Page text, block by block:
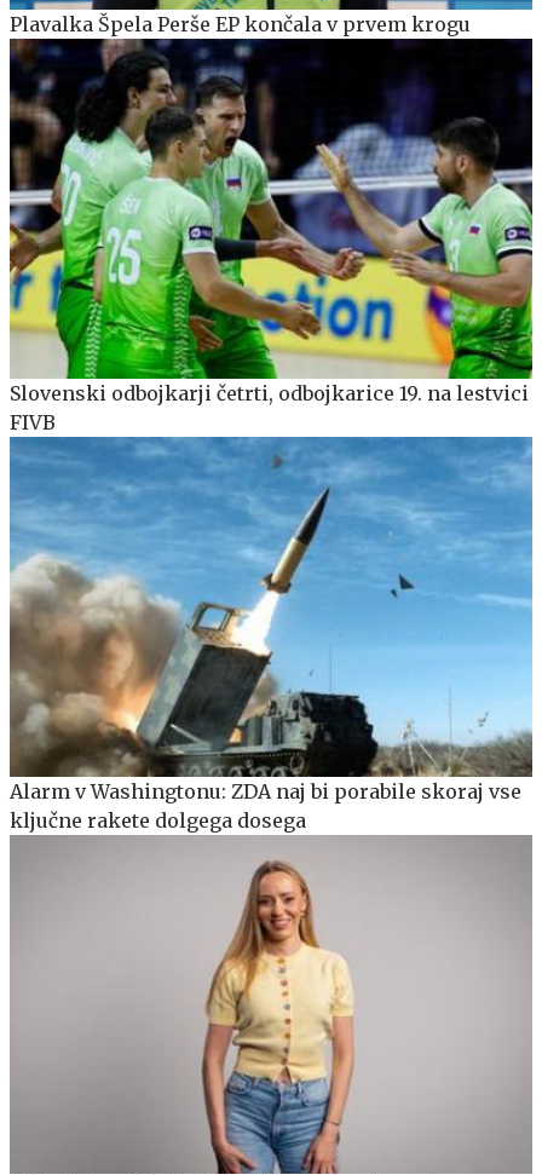
Plavalka Špela Perše EP končala v prvem krogu
Slovenski odbojkarji četrti, odbojkarice 19. na lestvici
FIVB
Alarm v Washingtonu: ZDA naj bi porabile skoraj vse
ključne rakete dolgega dosega